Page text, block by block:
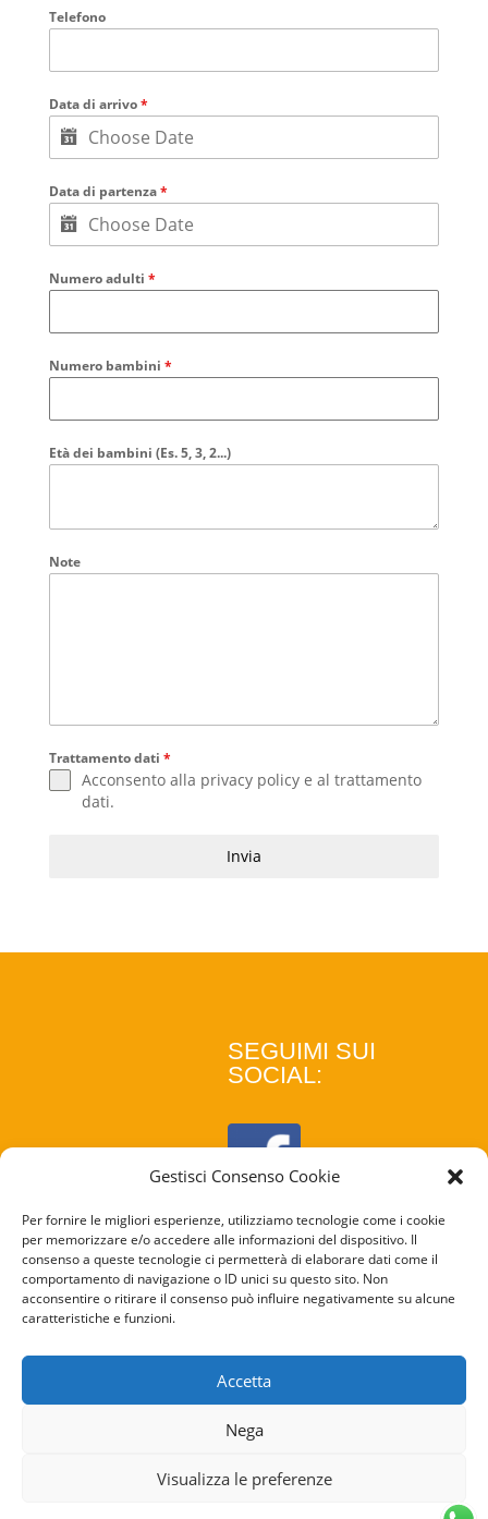
Gestisci Consenso Cookie
Per fornire le migliori esperienze, utilizziamo tecnologie come i cookie
per memorizzare e/o accedere alle informazioni del dispositivo. Il
consenso a queste tecnologie ci permetterà di elaborare dati come il
comportamento di navigazione o ID unici su questo sito. Non
acconsentire o ritirare il consenso può influire negativamente su alcune
caratteristiche e funzioni.
Accetta
Nega
Visualizza le preferenze
Telefono
Data di arrivo*
Data di partenza*
Numero adulti *
Numero bambini *
Età dei bambini (Es. 5, 3, 2...)
Note
Trattamento dati *
Acconsento alla privacy policye al trattamento
dati.
Invia
SEGUIMI SUI
SOCIAL:
COOKIE
POLICY
PRIVACY